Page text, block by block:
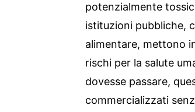
potenzialmente
istituzioni pubbliche,
alimentare, mettono
rischi per la salute
dovesse passare,
commercializzati